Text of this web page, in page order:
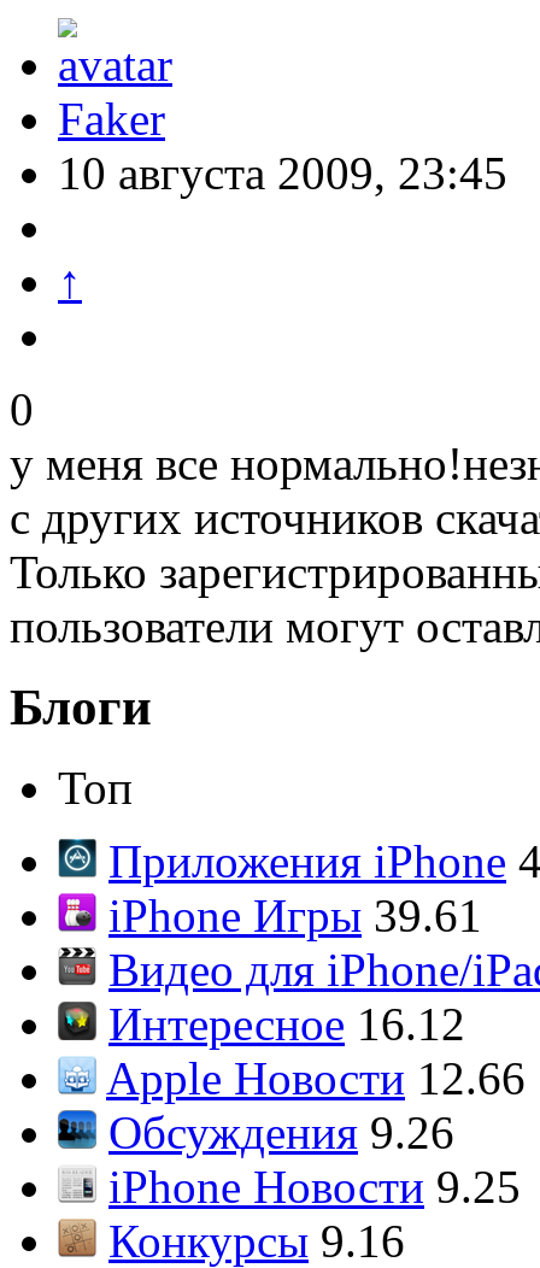
Faker
10 августа 2009, 23:45
↑
0
у меня все
с других источников
Только
пользователи могут
Блоги
Топ
Приложения iPhone
iPhone Игры 39.61
Видео для iPhone/
Интересное 16.12
Apple Новости 12.66
Обсуждения 9.26
iPhone Новости 9.25
Конкурсы 9.16